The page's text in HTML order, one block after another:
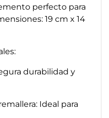
perfecto para
19 cm x 14
durabilidad y
Ideal para